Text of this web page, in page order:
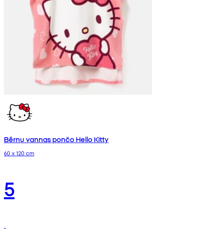
Bērnu vannas pončo Hello Kitty
60 x 120 cm
5